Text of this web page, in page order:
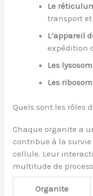
Le
transport
L’appareil
expédition
Les
Les
Quels sont les rôles
Chaque organite a
contribue à la survie
cellule. Leur
multitude de
Organite